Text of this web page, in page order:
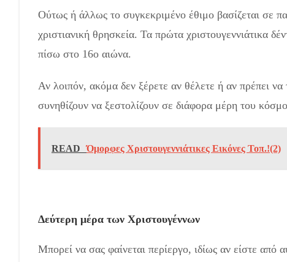
Ούτως ή άλλως το συγκεκριμένο έθιμο βασίζεται σε
χριστιανική θρησκεία. Τα πρώτα χριστουγεννιάτικα
πίσω στο 16ο αιώνα.
Αν λοιπόν, ακόμα δεν ξέρετε αν θέλετε ή αν πρέπει να
συνηθίζουν να ξεστολίζουν σε διάφορα μέρη του
READ Όμορφες Χριστουγεννιάτικες Εικόνες Τοπ.!(2)
Δεύτερη μέρα των Χριστουγέννων
Μπορεί να σας φαίνεται περίεργο, ιδίως αν είστε